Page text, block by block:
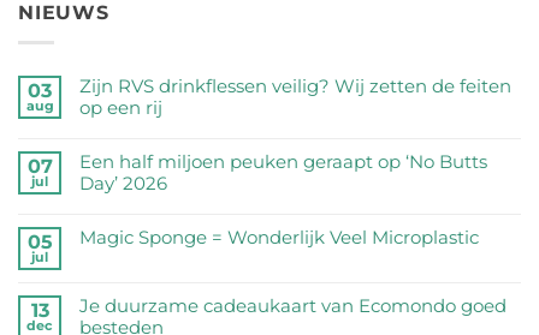
NIEUWS
03
aug
Zijn RVS drinkflessen veilig? Wij zetten de feiten
op een rij
reacties
op
Zijn
drinkflessen
zetten
de
07
jul
Een half miljoen peuken geraapt op ‘No Butts
Day’ 2026
reacties
half
miljoen
05
jul
Magic Sponge = Wonderlijk Veel Microplastic
op
Magic
13
dec
Je duurzame cadeaukaart van Ecomondo goed
besteden